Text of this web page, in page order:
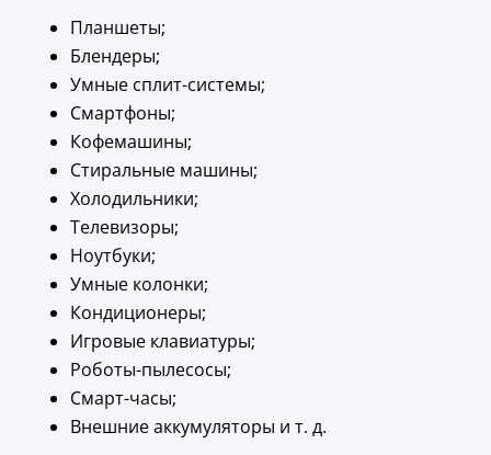
Планшеты;
Блендеры;
Умные сплит-системы;
Смартфоны;
Кофемашины;
Стиральные машины;
Холодильники;
Телевизоры;
Ноутбуки;
Умные колонки;
Кондиционеры;
Игровые клавиатуры;
Роботы-пылесосы;
Смарт-часы;
Внешние аккумуляторы и т. д.